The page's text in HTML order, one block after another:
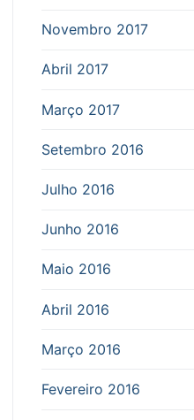
Novembro 2017
Abril 2017
Março 2017
Setembro 2016
Julho 2016
Junho 2016
Maio 2016
Abril 2016
Março 2016
Fevereiro 2016